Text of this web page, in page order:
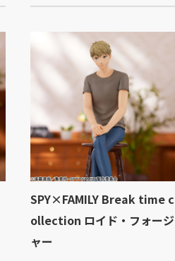
SPY×FAMILY Break time c
ollection ロイド・フォージ
ャー